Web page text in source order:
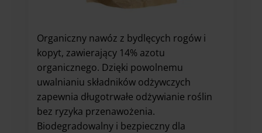
Organiczny nawóz z bydlęcych rogów i
kopyt, zawierający 14% azotu
organicznego. Dzięki powolnemu
uwalnianiu składników odżywczych
zapewnia długotrwałe odżywianie roślin
bez ryzyka przenawożenia.
Biodegradowalny i bezpieczny dla